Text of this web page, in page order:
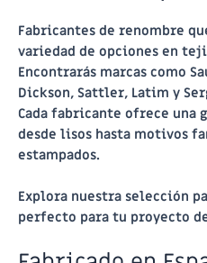
Fabricantes de renombre
variedad de opciones en
Encontrarás marcas como
Dickson, Sattler, Latim y
Cada fabricante ofrece una
desde lisos hasta motivos
estampados.
Explora nuestra selección
perfecto para tu proyecto